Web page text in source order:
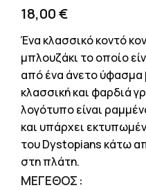
18,00€
Ένα κλασσικό κοντό
μπλουζάκι το οποίο
από ένα άνετο ύφασμα
κλασσική και φαρδιά
λογότυπο είναι
και υπάρχει
του Dystopians κάτω
στη πλάτη.
ΜΈΓΕΘΟΣ